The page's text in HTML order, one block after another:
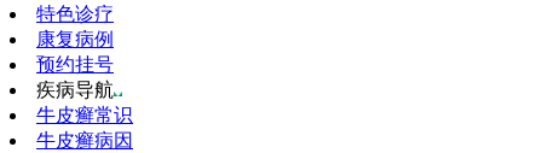
特色诊疗
康复病例
预约挂号
疾病导航
牛皮癣常识
牛皮癣病因